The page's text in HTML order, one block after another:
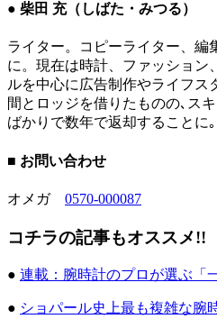
● 柴田 充（しばた・みつる）
ライター。コピーライター、編
に。現在は時計、ファッション
ルを中心に広告制作やライフス
間とロッジを借りたものの､ス
ばかりで数年で返却することに｡
■ お問い合わせ
オメガ 0570-000087
コチラの記事もオススメ!!
● 連載：腕時計のプロが選ぶ「
● ショパール史上最も複雑な腕